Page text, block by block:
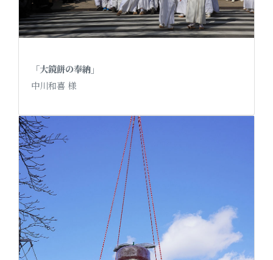
「大鏡餅の奉納」
中川和喜 様